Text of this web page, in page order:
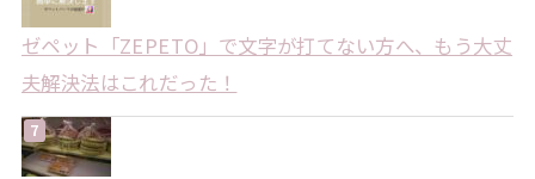
ゼペット「ZEPETO」で文字が打てない方へ、もう大丈
夫解決法はこれだった！